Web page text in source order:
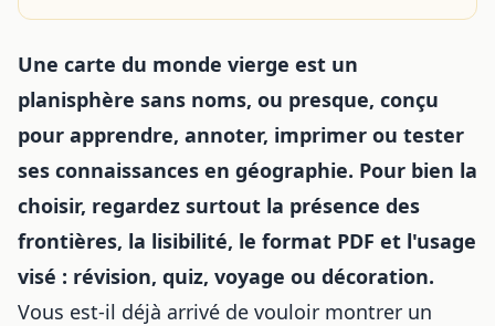
Une carte du monde vierge est un
planisphère sans noms, ou presque, conçu
pour apprendre, annoter, imprimer ou tester
ses connaissances en géographie. Pour bien la
choisir, regardez surtout la présence des
frontières, la lisibilité, le format PDF et l'usage
visé : révision, quiz, voyage ou décoration.
Vous est-il déjà arrivé de vouloir montrer un